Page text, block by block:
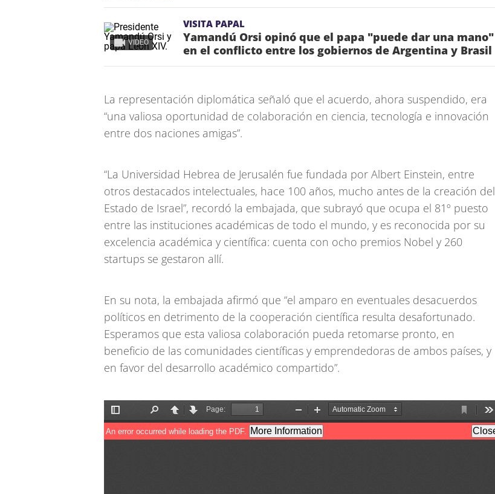
VIDEO
VISITA PAPAL
Yamandú Orsi opinó que el papa "puede dar una mano"
en el conflicto entre los gobiernos de Argentina y Brasil
La representación diplomática señaló que el acuerdo, ahora suspendido, era
“una valiosa oportunidad de colaboración en ciencia, tecnología e innovación
entre dos naciones amigas”.
“La Universidad Hebrea de Jerusalén fue fundada por Albert Einstein, entre
otros destacados intelectuales, hace 100 años, mucho antes de la creación del
Estado de Israel”, recordó la embajada, que subrayó que ocupa el 81º puesto
entre las instituciones académicas de todo el mundo, y es reconocida por su
excelencia académica y científica: cuenta con ocho premios Nobel y 260
startups se gestaron allí.
En su nota, la embajada afirmó que “el amparo en eventuales desacuerdos
políticos en detrimento de la cooperación científica resulta desafortunado.
Esperamos que esta valiosa colaboración pueda retomarse pronto, en
beneficio de las comunidades científicas y emprendedoras de ambos países, y
en favor del desarrollo académico compartido”.